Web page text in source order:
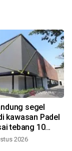
segel
kawasan Padel
tebang 10
2026